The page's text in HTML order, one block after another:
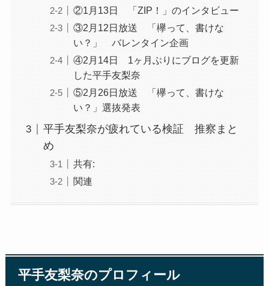
②1月13日 「ZIP！」のインタビュー
③2月12日放送 「欅って、書けな
い？」 バレンタイン企画
④2月14日 1ヶ月ぶりにブログを更新
した平手友梨奈
⑤2月26日放送 「欅って、書けな
い？」選抜発表
平手友梨奈が疲れている検証 推察まと
め
共有:
関連
平手友梨奈のプロフィール